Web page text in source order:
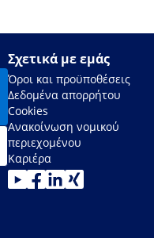
Σχετικά με εμάς
Όροι και προϋποθέσεις
Δεδομένα απορρήτου
Cookies
Ανακοίνωση νομικού
περιεχομένου
Καριέρα